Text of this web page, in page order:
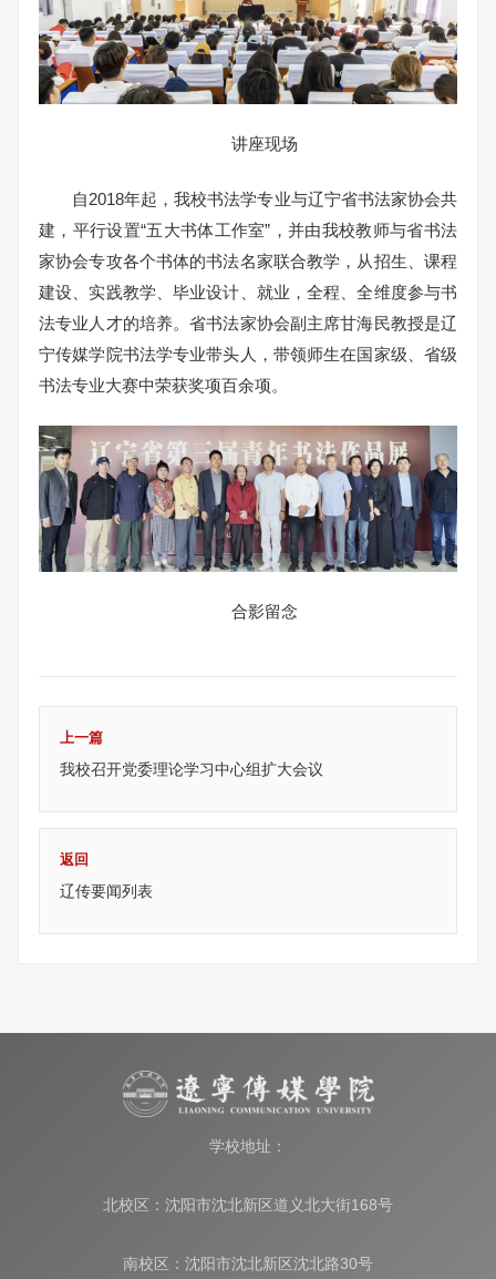
讲座现场
自2018年起，我校书法学专业与辽宁省书法家协会共
建，平行设置“五大书体工作室”，并由我校教师与省书法
家协会专攻各个书体的书法名家联合教学，从招生、课程
建设、实践教学、毕业设计、就业，全程、全维度参与书
法专业人才的培养。省书法家协会副主席甘海民教授是辽
宁传媒学院书法学专业带头人，带领师生在国家级、省级
书法专业大赛中荣获奖项百余项。
合影留念
上一篇
我校召开党委理论学习中心组扩大会议
返回
辽传要闻列表
学校地址：
北校区：沈阳市沈北新区道义北大街168号
南校区：沈阳市沈北新区沈北路30号